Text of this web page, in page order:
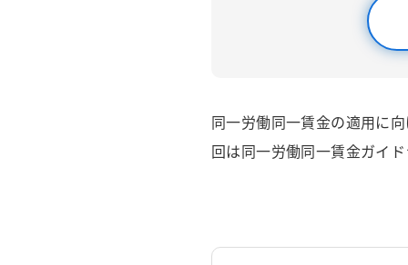
同一労働同一賃金の適用に
回は同一労働同一賃金ガイ